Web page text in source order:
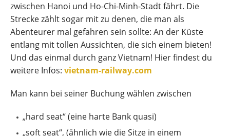
zwischen Hanoi und Ho-Chi-Minh-Stadt fährt. Die
Strecke zählt sogar mit zu denen, die man als
Abenteurer mal gefahren sein sollte: An der Küste
entlang mit tollen Aussichten, die sich einem bieten!
Und das einmal durch ganz Vietnam! Hier findest du
weitere Infos: vietnam-railway.com
Man kann bei seiner Buchung wählen zwischen
„hard seat“ (eine harte Bank quasi)
„soft seat“, (ähnlich wie die Sitze in einem